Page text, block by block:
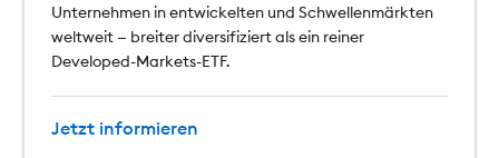
Unternehmen in entwickelten und Schwellenmärkten
weltweit — breiter diversifiziert als ein reiner
Developed-Markets-ETF.
Jetzt informieren